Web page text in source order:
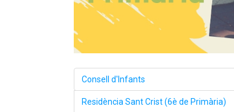
Consell d'Infants
Residència Sant Crist (6è de Primària)